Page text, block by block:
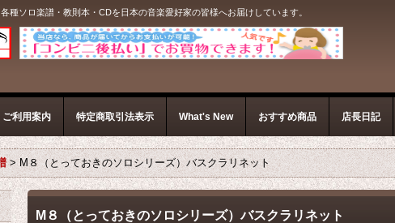
種ソロ楽譜・教則本・CDを日本の音楽愛好家の皆様へお届けしています。
ご利用案内 特定商取引法表示 What's New おすすめ商品 店長日記
> M８（とっておきのソロシリーズ）バスクラリネット
M８（とっておきのソロシリーズ）バスクラリネット